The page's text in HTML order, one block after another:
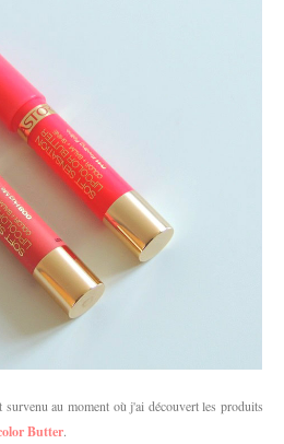
survenu au moment où j'ai découvert les produits
Butter.